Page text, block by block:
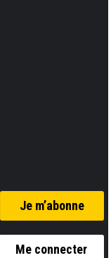
Je m’abonne
Me connecter